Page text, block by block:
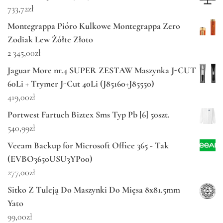
733,72zł
Montegrappa Pióro Kulkowe Montegrappa Zero
Zodiak Lew Żółte Złoto
2 345,00zł
Jaguar More nr.4 SUPER ZESTAW Maszynka J-CUT
60Li + Trymer J-Cut 40Li (J85160+J85550)
419,00zł
Portwest Fartuch Biztex Sms Typ Pb [6] 50szt.
540,99zł
Veeam Backup for Microsoft Office 365 - Tak
(EVBO3650USU3YP00)
277,00zł
Sitko Z Tuleją Do Maszynki Do Mięsa 8x81.5mm
Yato
99,00zł